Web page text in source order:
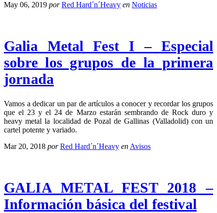
May 06, 2019 por Red Hard´n´Heavy en Noticias
Galia Metal Fest I – Especial
sobre los grupos de la primera
jornada
Vamos a dedicar un par de artículos a conocer y recordar los grupos
que el 23 y el 24 de Marzo estarán sembrando de Rock duro y
heavy metal la localidad de Pozal de Gallinas (Valladolid) con un
cartel potente y variado.
Mar 20, 2018 por Red Hard´n´Heavy en Avisos
GALIA METAL FEST 2018 –
Información básica del festival